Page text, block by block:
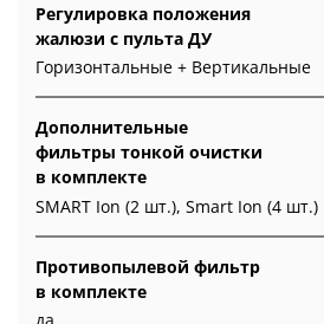
Регулировка положения
жалюзи с пульта ДУ
Горизонтальные + Вертикальные
Дополнительные
фильтры тонкой очистки
в комплекте
SMART Ion (2 шт.), Smart Ion (4 шт.)
Противопылевой фильтр
в комплекте